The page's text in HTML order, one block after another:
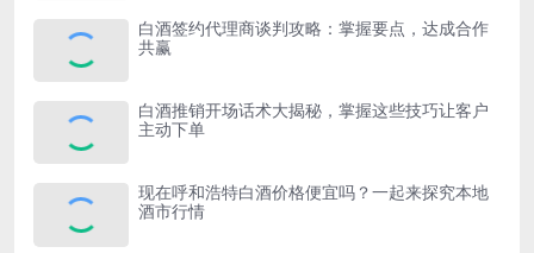
白酒签约代理商谈判攻略：掌握要点，达成合作
共赢
白酒推销开场话术大揭秘，掌握这些技巧让客户
主动下单
现在呼和浩特白酒价格便宜吗？一起来探究本地
酒市行情